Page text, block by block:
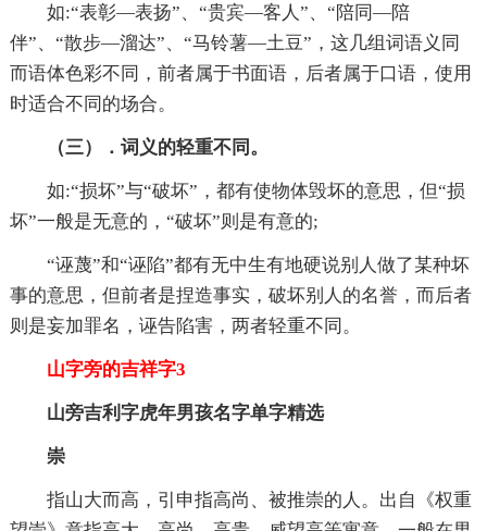
如:“表彰—表扬”、“贵宾—客人”、“陪同—陪
伴”、“散步—溜达”、“马铃薯—土豆”，这几组词语义同
而语体色彩不同，前者属于书面语，后者属于口语，使用
时适合不同的场合。
（三）．词义的轻重不同。
如:“损坏”与“破坏”，都有使物体毁坏的意思，但“损
坏”一般是无意的，“破坏”则是有意的;
“诬蔑”和“诬陷”都有无中生有地硬说别人做了某种坏
事的意思，但前者是捏造事实，破坏别人的名誉，而后者
则是妄加罪名，诬告陷害，两者轻重不同。
山字旁的吉祥字3
山旁吉利字虎年男孩名字单字精选
崇
指山大而高，引申指高尚、被推崇的人。出自《权重